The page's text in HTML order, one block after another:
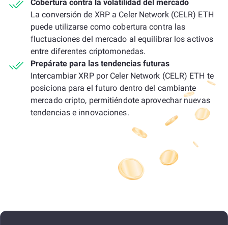
Cobertura contra la volatilidad del mercado
La conversión de XRP a Celer Network (CELR) ETH
puede utilizarse como cobertura contra las
fluctuaciones del mercado al equilibrar los activos
entre diferentes criptomonedas.
Prepárate para las tendencias futuras
Intercambiar XRP por Celer Network (CELR) ETH te
posiciona para el futuro dentro del cambiante
mercado cripto, permitiéndote aprovechar nuevas
tendencias e innovaciones.